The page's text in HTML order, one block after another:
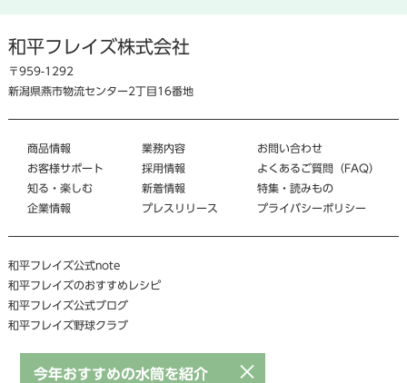
和平フレイズ株式会社
〒959-1292
新潟県燕市物流センター2丁目16番地
商品情報
お客様サポート
知る・楽しむ
企業情報
業務内容
採用情報
新着情報
プレスリリース
お問い合わせ
よくあるご質問（FAQ）
特集・読みもの
プライバシーポリシー
和平フレイズ公式note
和平フレイズのおすすめレシピ
和平フレイズ公式ブログ
和平フレイズ野球クラブ
×
今年おすすめの水筒を紹介